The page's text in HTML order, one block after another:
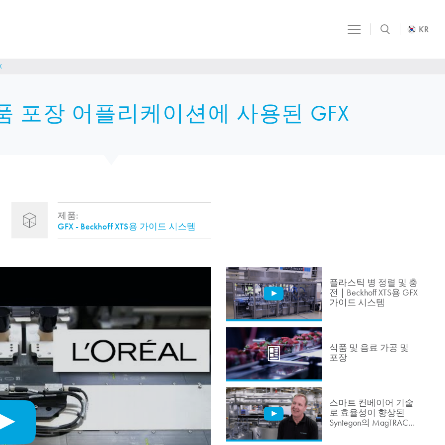
KR
포장 어플리케이션에 사용된 GFX
제품:
GFX - Beckhoff XTS용 가이드 시스템
플라스틱 병 정렬 및 충
전 | Beckhoff XTS용 GFX
가이드 시스템
식품 및 음료 가공 및
포장
스마트 컨베이어 기술
로 효율성이 향상된
Syntegon의 MagTRAC